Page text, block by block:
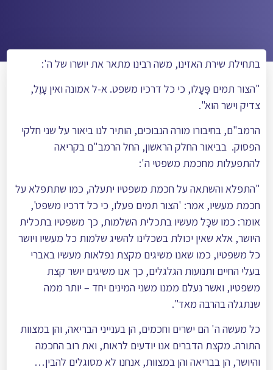
בתחילת שירת האזינו, משה רבינו מתאר את יושרו של ה':
"הצור תמים פָּעֳלו, כי כל דרכיו משפט. א-ל אמונה ואין עֶָוֶל,
צדיק וישר הוא".
הרמב"ם, בחיבורו מורה הנבוכים, הותיר לנו ביאור על שני חלקי
הפסוק. בביאור החלק הראשון, החל הרמב"ם בקריאה
להתפעלות מחכמת משפטי ה':
"התפלא והשתאה על חכמת משפטיו יתעלה, כמו שתתפלא על
חכמת מעשיו, אמר: 'הצור תמים פעלו, כי כל דרכיו משפט',
אומר: כמו שכָּל מעשיו בתכלית השלמות, כך משפטיו בתכלית
היושר, אלא שאין יכולת בשכלינו להשיג שלמות כל מעשיו ויושר
כל משפטיו, כמו שאנו משיגים מקצת נפלאות מעשיו באברי
בעלי החיים ותנועות הגלגלים, כך אנו משיגים יושר קצת
משפטיו, ואשר נעלם ממנו משני המינים יחד – יותר ממה
שנתגלה בהרבה מאד".
כל מעשה ה' הם ישרים וחכמים, הן בענייני הבריאה, והן במצוות
התורה. מקצת הדברים אנו יודעים לראות, ואת רוב החכמה
והיושר, הן בבריאה והן במצוות, אנחנו לא מסוגלים להבין…